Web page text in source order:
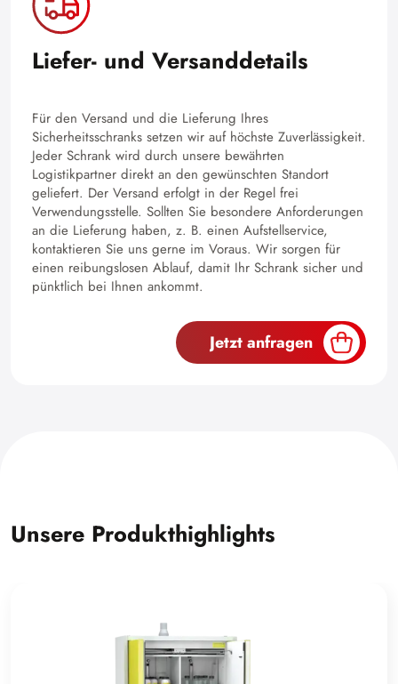
Liefer- und Versanddetails
Für den Versand und die Lieferung Ihres
Sicherheitsschranks setzen wir auf höchste Zuverlässigkeit.
Jeder Schrank wird durch unsere bewährten
Logistikpartner direkt an den gewünschten Standort
geliefert. Der Versand erfolgt in der Regel frei
Verwendungsstelle. Sollten Sie besondere Anforderungen
an die Lieferung haben, z. B. einen Aufstellservice,
kontaktieren Sie uns gerne im Voraus. Wir sorgen für
einen reibungslosen Ablauf, damit Ihr Schrank sicher und
pünktlich bei Ihnen ankommt.
Jetzt anfragen
Unsere Produkthighlights